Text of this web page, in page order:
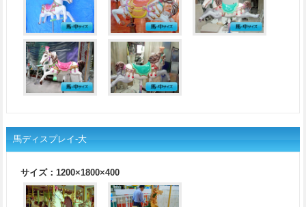
馬ディスプレイ-大
サイズ：1200×1800×400